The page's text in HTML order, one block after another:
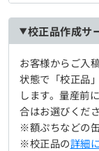
校正品作成サ
お客様からご入
状態で「校正品
します。量産前
合はお選びくださ
※額ぷちなどの
※校正品の詳細